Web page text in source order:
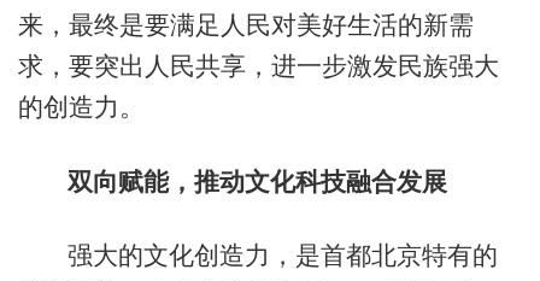
来，最终是要满足人民对美好生活的新需
求，要突出人民共享，进一步激发民族强大
的创造力。
双向赋能，推动文化科技融合发展
强大的文化创造力，是首都北京特有的